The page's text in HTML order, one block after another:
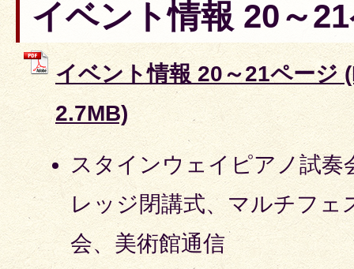
イベント情報 20～
イベント情報 20～21ページ
2.7MB)
スタインウェイピアノ試奏
レッジ閉講式、マルチフェ
会、美術館通信